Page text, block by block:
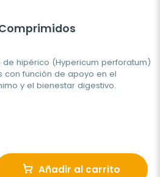
hipérico (Hypericum perforatum)
función de apoyo en el
y el bienestar digestivo.
Añadir al carrito